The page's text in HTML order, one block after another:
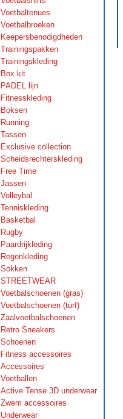
Voetbaltenues
Voetbalbroeken
Keepersbenodigdheden
Trainingspakken
Trainingskleding
Box kit
PADEL lijn
Fitnesskleding
Boksen
Running
Tassen
Exclusive collection
Scheidsrechterskleding
Free Time
Jassen
Volleybal
Tenniskleding
Basketbal
Rugby
Paardrijkleding
Regenkleding
Sokken
STREETWEAR
Voetbalschoenen (gras)
Voetbalschoenen (turf)
Zaalvoetbalschoenen
Retro Sneakers
Schoenen
Fitness accessoires
Accessoires
Voetballen
Active Tense 3D underwear
Zwem accessoires
Underwear